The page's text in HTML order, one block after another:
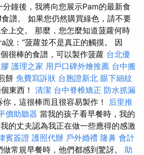
鐘後，我將向您展示Pam的最新食
譜。 如果您仍然購買綠色，請不要
上交。 那麼，您怎麼知道菠蘿何時
說：“菠蘿並不是真正的觸摸。 因
很棒的食譜，可以製作菠蘿 台北優
護理之家 用戶口碑外燴推薦 台中搬
餅 免費寫訴狀 台胞證新北 眼下細紋
東西！ 清潔 台中脊椎矯正 防水抓漏
你，這很棒而且很容易製作！ 后里推
價助聽器 當我的孩子看早餐時，我的
的丈夫認為我正在做一些應得的感激
賓簽證 護照代辦 戶外婚禮 隆鼻 會計
常規早餐時，他們都感到驚訝。 助